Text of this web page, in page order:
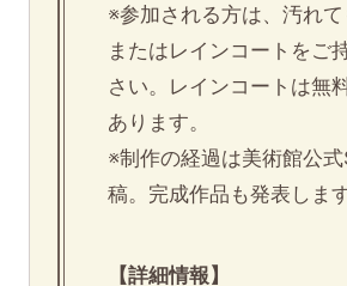
※参加される方は、汚れ
またはレインコートをご
さい。レインコートは無
あります。
※制作の経過は美術館公式
稿。完成作品も発表します
【詳細情報】